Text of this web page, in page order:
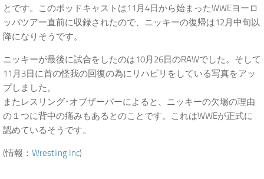
とです。このポッドキャストは11月4日から始まったWWEヨーロ
ッパツアー直前に収録されたので、ニッキーの復帰は12月中旬以
降になりそうです。
ニッキーが最後に試合をしたのは10月26日のRAWでした。そして
11月3日に首の怪我の回復の為にリハビリをしている写真をアッ
プしました。
またレスリング･オブザーバーによると、ニッキーの欠場の理由
の１つに背中の痛みもあるとのことです。これはWWEが正式に
認めているそうです。
(情報： Wrestling Inc)